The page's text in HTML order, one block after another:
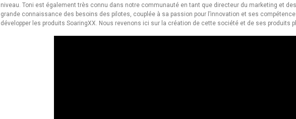
niveau. Toni est également très connu dans notre communauté en tant que directeur du marketing et
grande connaissance des besoins des pilotes, couplée à sa passion pour l’innovation et ses
développer les produits SoaringXX. Nous revenons ici sur la création de cette société et de ses produits